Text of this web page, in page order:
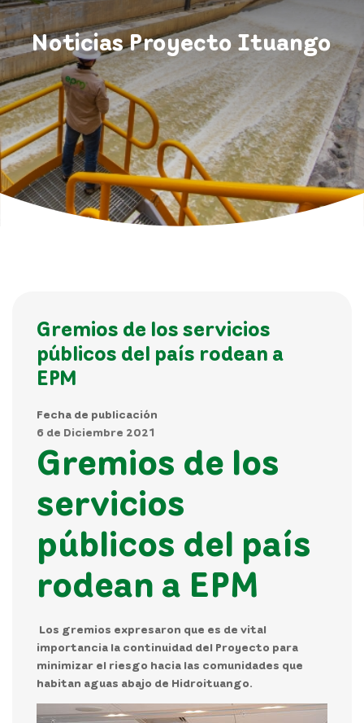
Noticias Proyecto Ituango
Gremios de los servicios
públicos del país rodean a
EPM
Fecha de publicación
6 de Diciembre 2021
Gremios de los
servicios
públicos del país
rodean a EPM
Los gremios expresaron que es de vital
importancia la continuidad del Proyecto para
minimizar el riesgo hacia las comunidades que
habitan aguas abajo de Hidroituango.